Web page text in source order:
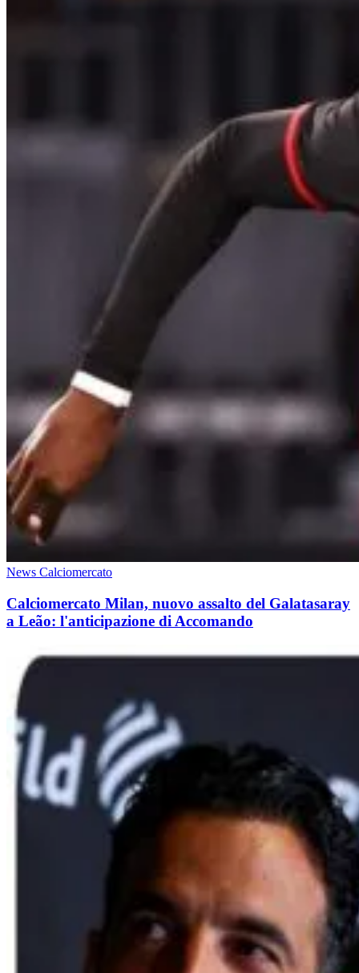
News Calciomercato
Calciomercato Milan, nuovo assalto del Galatasaray
a Leão: l'anticipazione di Accomando